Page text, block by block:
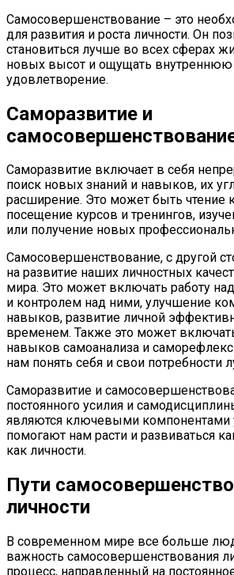
Самосовершенствование – это
для развития и роста личности. Он
становиться лучше во всех сферах
новых высот и ощущать
удовлетворение.
Саморазвитие и
Саморазвитие включает в себя
поиск новых знаний и навыков, их
расширение. Это может быть чтение
посещение курсов и тренингов,
или получение новых
Самосовершенствование, с другой
на развитие наших личностных
мира. Это может включать работу
и контролем над ними, улучшение
навыков, развитие личной
временем. Также это может
навыков самоанализа и
нам понять себя и свои потребности
Саморазвитие и
постоянного усилия и
являются ключевыми компонентами
помогают нам расти и развиваться
как личности.
Пути
личности
В современном мире все больше
важность самосовершенствования
процесс, направленный на